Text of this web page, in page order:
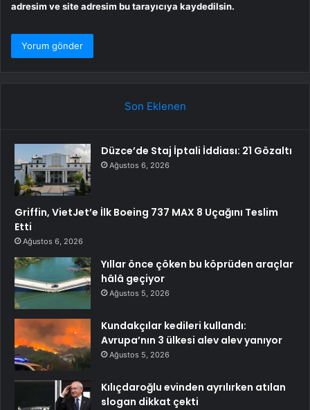
adresim ve site adresim bu tarayıcıya kaydedilsin.
Son Eklenen
Düzce’de Staj İptali İddiası: 21 Gözaltı
Ağustos 6, 2026
Griffin, VietJet’e İlk Boeing 737 MAX 8 Uçağını Teslim
Etti
Ağustos 6, 2026
Yıllar önce çöken bu köprüden araçlar
hâlâ geçiyor
Ağustos 5, 2026
Kundakçılar kedileri kullandı:
Avrupa’nın 3 ülkesi alev alev yanıyor
Ağustos 5, 2026
Kılıçdaroğlu evinden ayrılırken atılan
slogan dikkat çekti